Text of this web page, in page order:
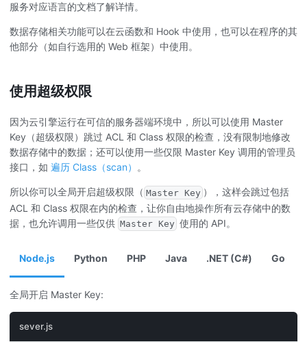
服务对应语言的文档了解详情。
数据存储相关功能可以在云函数和 Hook 中使用，也可以在程序的其
他部分（如自行选用的 Web 框架）中使用。
使用超级权限
因为云引擎运行在可信的服务器端环境中，所以可以使用 Master
Key（超级权限）跳过 ACL 和 Class 权限的检查，没有限制地修改
数据存储中的数据；还可以使用一些仅限 Master Key 调用的管理员
接口，如 遍历 Class（scan） 。
所以你可以全局开启超级权限（ Master Key ），这样会跳过包括
ACL 和 Class 权限在内的检查，让你自由地操作所有云存储中的数
据，也允许调用一些仅供 Master Key 使用的 API。
Node.js Python PHP Java .NET (C#) Go
全局开启 Master Key:
sever.js